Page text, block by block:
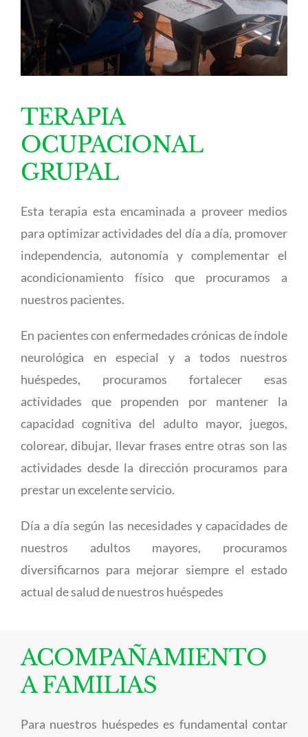
TERAPIA
OCUPACIONAL
GRUPAL
Esta terapia esta encaminada a proveer medios
para optimizar actividades del día a día, promover
independencia, autonomía y complementar el
acondicionamiento físico que procuramos a
nuestros pacientes.
En pacientes con enfermedades crónicas de índole
neurológica en especial y a todos nuestros
huéspedes, procuramos fortalecer esas
actividades que propenden por mantener la
capacidad cognitiva del adulto mayor, juegos,
colorear, dibujar, llevar frases entre otras son las
actividades desde la dirección procuramos para
prestar un excelente servicio.
Día a día según las necesidades y capacidades de
nuestros adultos mayores, procuramos
diversificarnos para mejorar siempre el estado
actual de salud de nuestros huéspedes
ACOMPAÑAMIENTO
A FAMILIAS
Para nuestros huéspedes es fundamental contar